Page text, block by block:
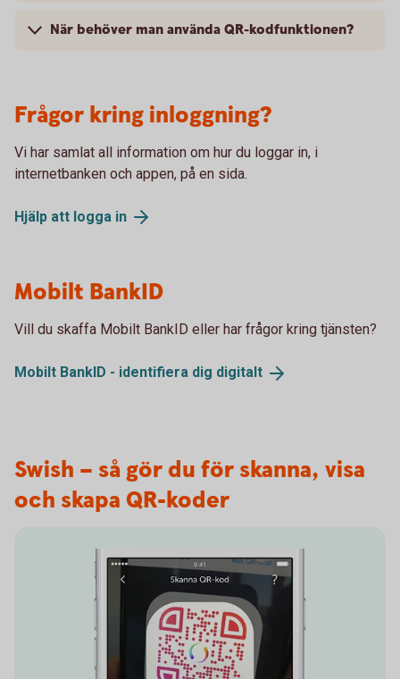
När behöver man använda QR-kodfunktionen?
Frågor kring inloggning?
Vi har samlat all information om hur du loggar in, i
internetbanken och appen, på en sida.
Hjälp att logga in
Mobilt BankID
Vill du skaffa Mobilt BankID eller har frågor kring tjänsten?
Mobilt BankID - identifiera dig digitalt
Swish – så gör du för skanna, visa
och skapa QR-koder